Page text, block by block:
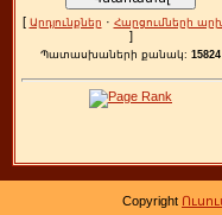
[ Արդյունքներ · Հարցումների
]
Պատասխաների քանակ: 15824
Copyright